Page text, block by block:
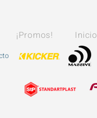
¡Promos! Inicio